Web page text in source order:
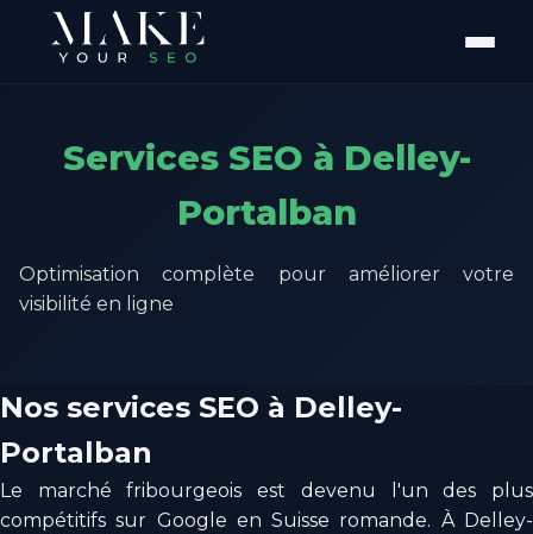
Services SEO à Delley-
Portalban
Optimisation complète pour améliorer votre
visibilité en ligne
Nos services SEO à Delley-
Portalban
Le marché fribourgeois est devenu l'un des plus
compétitifs sur Google en Suisse romande. À Delley-